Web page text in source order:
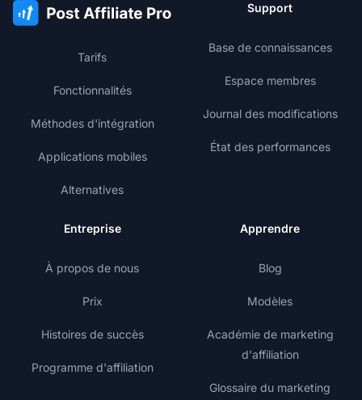
Tarifs
Fonctionnalités
Méthodes d'intégration
Applications mobiles
Alternatives
Support
Base de connaissances
Espace membres
Journal des modifications
État des performances
Entreprise
À propos de nous
Prix
Histoires de succès
Programme d'affiliation
Apprendre
Blog
Modèles
Académie de marketing
d'affiliation
Glossaire du marketing